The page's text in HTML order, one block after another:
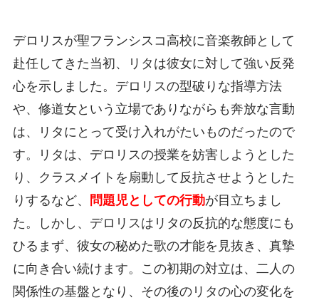
デロリスが聖フランシスコ高校に音楽教師として
赴任してきた当初、リタは彼女に対して強い反発
心を示しました。デロリスの型破りな指導方法
や、修道女という立場でありながらも奔放な言動
は、リタにとって受け入れがたいものだったので
す。リタは、デロリスの授業を妨害しようとした
り、クラスメイトを扇動して反抗させようとした
りするなど、
問題児としての行動が目立ちまし
た。しかし、デロリスはリタの反抗的な態度にも
ひるまず、彼女の秘めた歌の才能を見抜き、真摯
に向き合い続けます。この初期の対立は、二人の
関係性の基盤となり、その後のリタの心の変化を